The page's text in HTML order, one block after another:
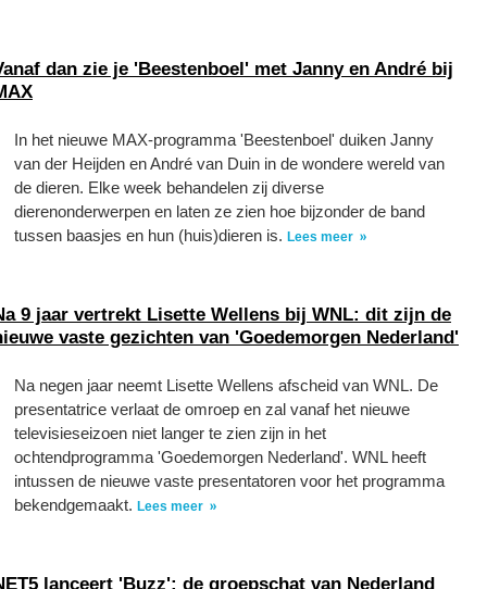
dan zie je 'Beestenboel' met Janny en André bij
In het nieuwe MAX-programma 'Beestenboel' duiken Janny
van der Heijden en André van Duin in de wondere wereld van
de dieren. Elke week behandelen zij diverse
dierenonderwerpen en laten ze zien hoe bijzonder de band
tussen baasjes en hun (huis)dieren is. Lees meer
9 jaar vertrekt Lisette Wellens bij WNL: dit zijn de
vaste gezichten van 'Goedemorgen Nederland'
Na negen jaar neemt Lisette Wellens afscheid van WNL. De
presentatrice verlaat de omroep en zal vanaf het nieuwe
televisieseizoen niet langer te zien zijn in het
ochtendprogramma 'Goedemorgen Nederland'. WNL heeft
intussen de nieuwe vaste presentatoren voor het programma
bekendgemaakt. Lees meer
lanceert 'Buzz': de groepschat van Nederland